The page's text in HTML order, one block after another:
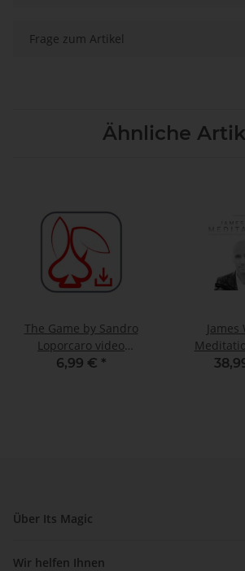
Frage zum Artikel
Ähnliche
The Game by Sandro
Loporcaro video
DOWNLOAD
6,99 € *
James
Über Its Magic
Wir helfen Ihnen